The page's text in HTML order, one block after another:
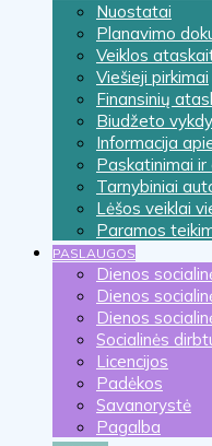
Nuostatai
Planavimo
Veiklos
Viešieji pirkimai
Finansinių
Biudžeto
Informacija
Paskatinimai
Tarnybiniai
Lėšos veiklai
Paramos
PASLAUGOS
Dienos
Dienos
Dienos
Socialinės
Licencijos
Padėkos
Savanorystė
Pagalba